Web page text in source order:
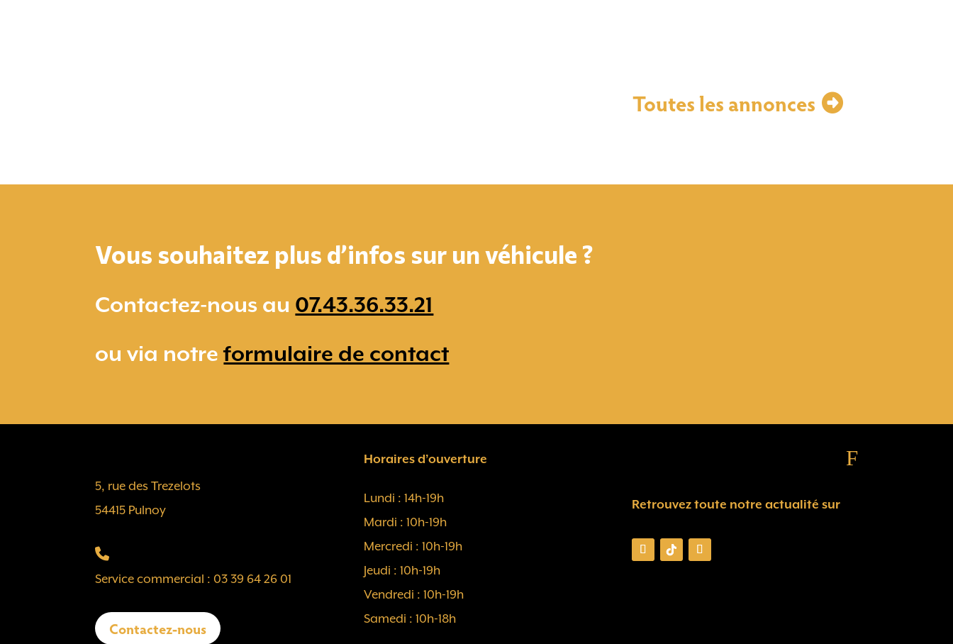
Toutes les annonces
Vous souhaitez plus d’infos sur un véhicule ?
Contactez-nous au 07.43.36.33.21
ou via notreformulaire de contact
5, rue des Trezelots
54415 Pulnoy
Service commercial : 03 39 64 26 01
Contactez-nous
Horaires d’ouverture
Lundi : 14h-19h
Mardi : 10h-19h
Mercredi : 10h-19h
Jeudi : 10h-19h
Vendredi : 10h-19h
Samedi : 10h-18h
F
Retrouvez toute notre actualité sur